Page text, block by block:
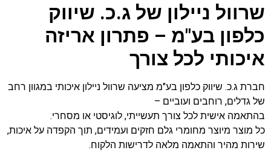
שרוול ניילון של ג.כ. שיווק
כלפון בע"מ – פתרון אריזה
איכותי לכל צורך
חברת ג.כ. שיווק כלפון בע"מ מציעה שרוול ניילון איכותי במגוון רחב
של גדלים, רוחבים ועוביים –
בהתאמה אישית לכל צורך תעשייתי, לוגיסטי או מסחרי.
כל מוצר מיוצר מחומרי גלם חזקים ועמידים, תוך הקפדה על איכות,
שירות מהיר והתאמה מלאה לדרישות הלקוח.